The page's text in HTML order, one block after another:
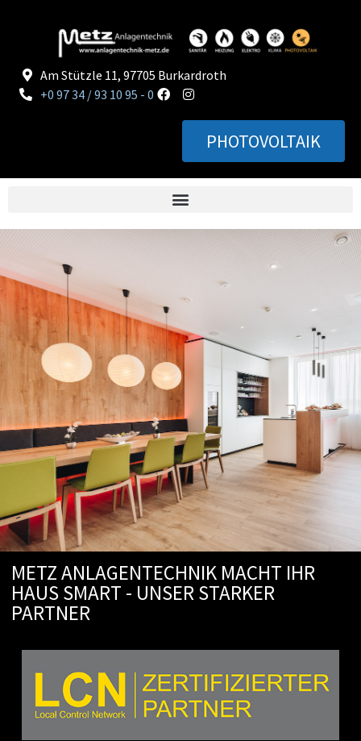
Am Stützle 11, 97705 Burkardroth
+0 97 34 / 93 10 95 - 0
PHOTOVOLTAIK
METZ ANLAGENTECHNIK MACHT IHR
HAUS SMART - UNSER STARKER
PARTNER